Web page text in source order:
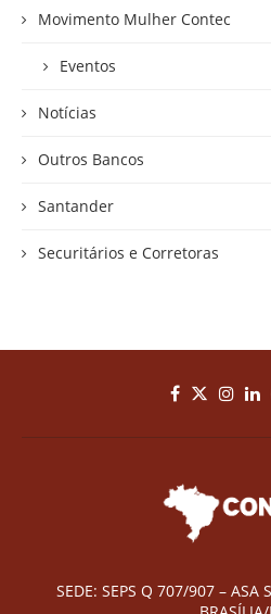
Movimento Mulher Contec
Eventos
Notícias
Outros Bancos
Santander
Securitários e Corretoras
SEDE: SEPS Q 707/907 – ASA